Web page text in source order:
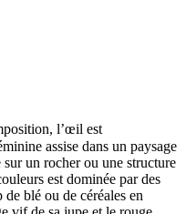
l’œil est
assise dans un paysage
un rocher ou une structure
est dominée par des
blé ou de céréales en